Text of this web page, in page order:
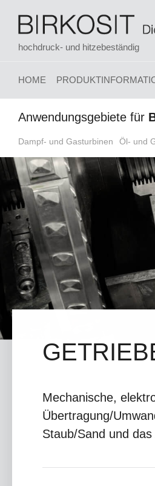
hochdruck- und hitzebeständig
HOME
Anwendungsgebiete für
Dampf- und Gasturbinen Öl- und
Mechanische,
Übertragung/
Staub/Sand und